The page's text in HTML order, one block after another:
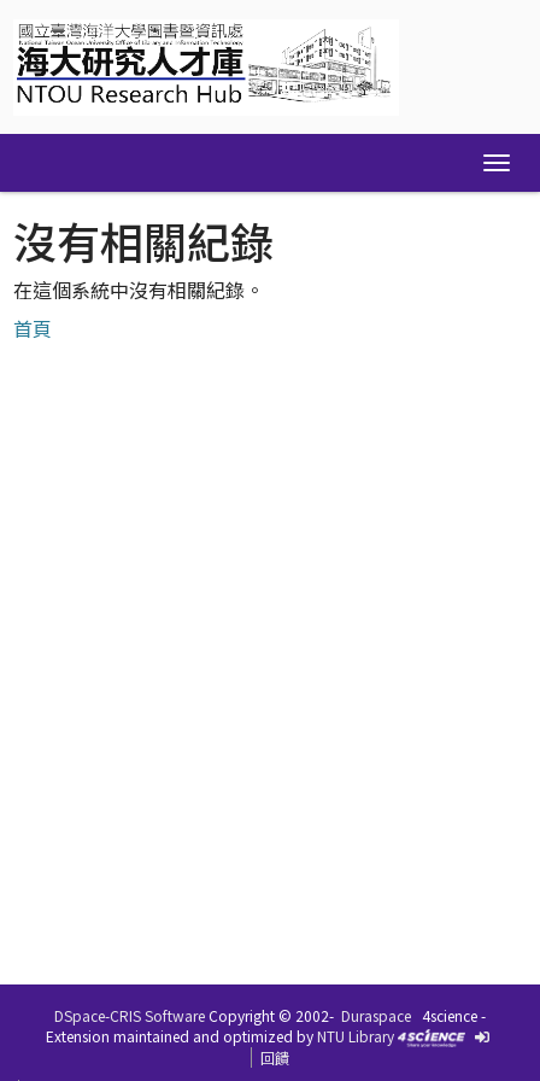
navigation
沒有相關紀錄
在這個系統中沒有相關紀錄。
首頁
DSpace-CRIS SoftwareCopyright © 2002- Duraspace 4science -
Extension maintained and optimized byNTU Library
回饋